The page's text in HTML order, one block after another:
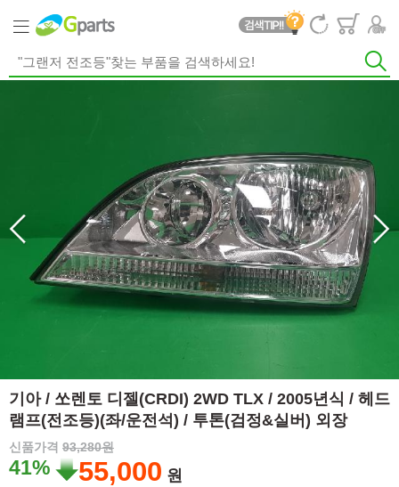
기아 / 쏘렌토 디젤(CRDI) 2WD TLX / 2005년식 / 헤드
램프(전조등)(좌/운전석) / 투톤(검정&실버) 외장
신품가격 93,280원
41% 55,000 원